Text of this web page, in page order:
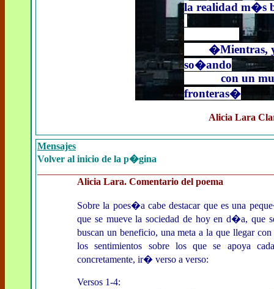
la realidad m�s
�Mientras,
so�ando
con un
fronteras�
Alicia Lara
Mensajes
Volver al inicio de la p�gina
Alicia Lara. Comentario del poema
Sobre la poes�a cabe destacar que es una
que se mueve la sociedad de hoy en d�a, que
buscan un beneficio, una meta a la que llegar
los sentimientos sobre los que se apoya
concretamente, ir� verso a verso:
Versos 1-4: